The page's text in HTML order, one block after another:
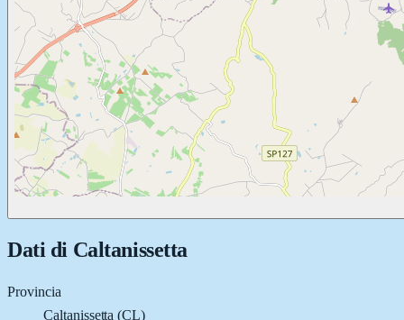
Dati di Caltanissetta
Provincia
Caltanissetta (CL)